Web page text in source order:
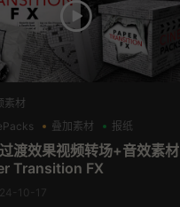
素材
叠加素材 报纸
渡效果视频转场+音效素材
Transition FX
10-17